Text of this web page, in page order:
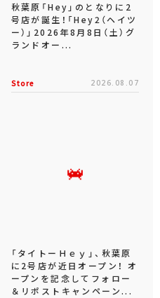
秋葉原「Hey」のとなりに2
号店が誕生！「Hey2（ヘイツ
ー）」2026年8月8日（土）グ
ランドオー...
Store 2026.08.07
「タイトーＨｅｙ」、秋葉原
に2号店が近日オープン！ オ
ープンを記念してフォロー
＆リポストキャンペーン...